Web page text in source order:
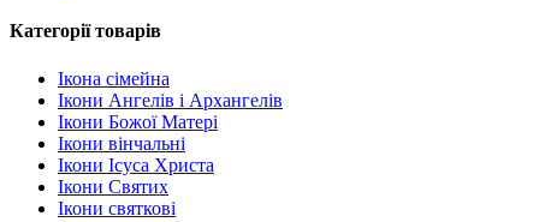
Категорії товарів
Ікона сімейна
Ікони Ангелів і Архангелів
Ікони Божої Матері
Ікони вінчальні
Ікони Ісуса Христа
Ікони Святих
Ікони святкові